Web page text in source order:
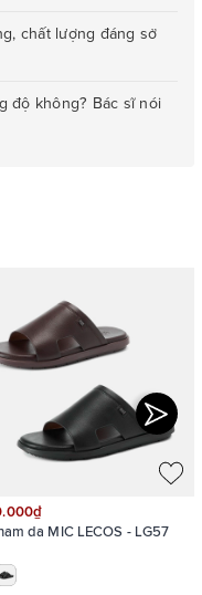
chất lượng đáng sở
độ không? Bác sĩ nói
da MIC LECOS - LG57